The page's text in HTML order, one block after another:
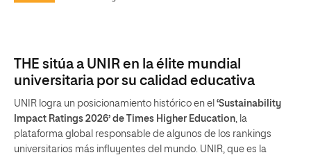
THE sitúa a UNIR en la élite mundial
universitaria por su calidad educativa
UNIR logra un posicionamiento histórico en el ‘Sustainability
Impact Ratings 2026’ de Times Higher Education, la
plataforma global responsable de algunos de los rankings
universitarios más influyentes del mundo. UNIR, que es la